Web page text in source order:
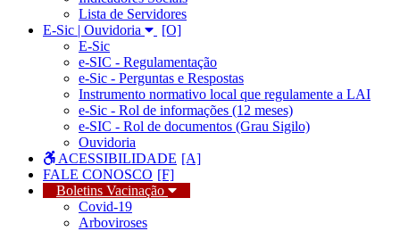
Lista de Servidores
E-Sic | Ouvidoria
E-Sic
e-SIC - Regulamentação
e-Sic - Perguntas e Respostas
Instrumento normativo local que regulamente a LAI
e-Sic - Rol de informações (12 meses)
e-SIC - Rol de documentos (Grau Sigilo)
Ouvidoria
ACESSIBILIDADE
FALE CONOSCO
Boletins Vacinação
Covid-19
Arboviroses